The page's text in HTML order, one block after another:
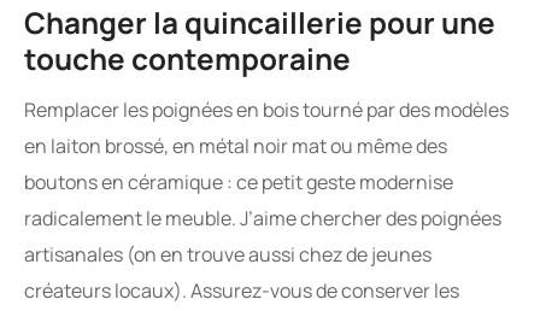
Changer la quincaillerie pour une
touche contemporaine
Remplacer les poignées en bois tourné par des modèles
en laiton brossé, en métal noir mat ou même des
boutons en céramique : ce petit geste modernise
radicalement le meuble. J’aime chercher des poignées
artisanales (on en trouve aussi chez de jeunes
créateurs locaux). Assurez-vous de conserver les